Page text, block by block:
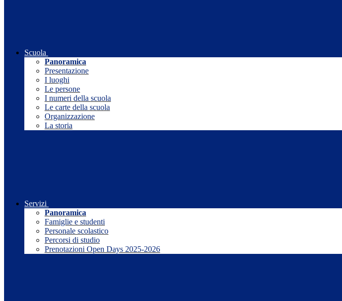
Scuola
Panoramica
Presentazione
I luoghi
Le persone
I numeri della scuola
Le carte della scuola
Organizzazione
La storia
Servizi
Panoramica
Famiglie e studenti
Personale scolastico
Percorsi di studio
Prenotazioni Open Days 2025-2026